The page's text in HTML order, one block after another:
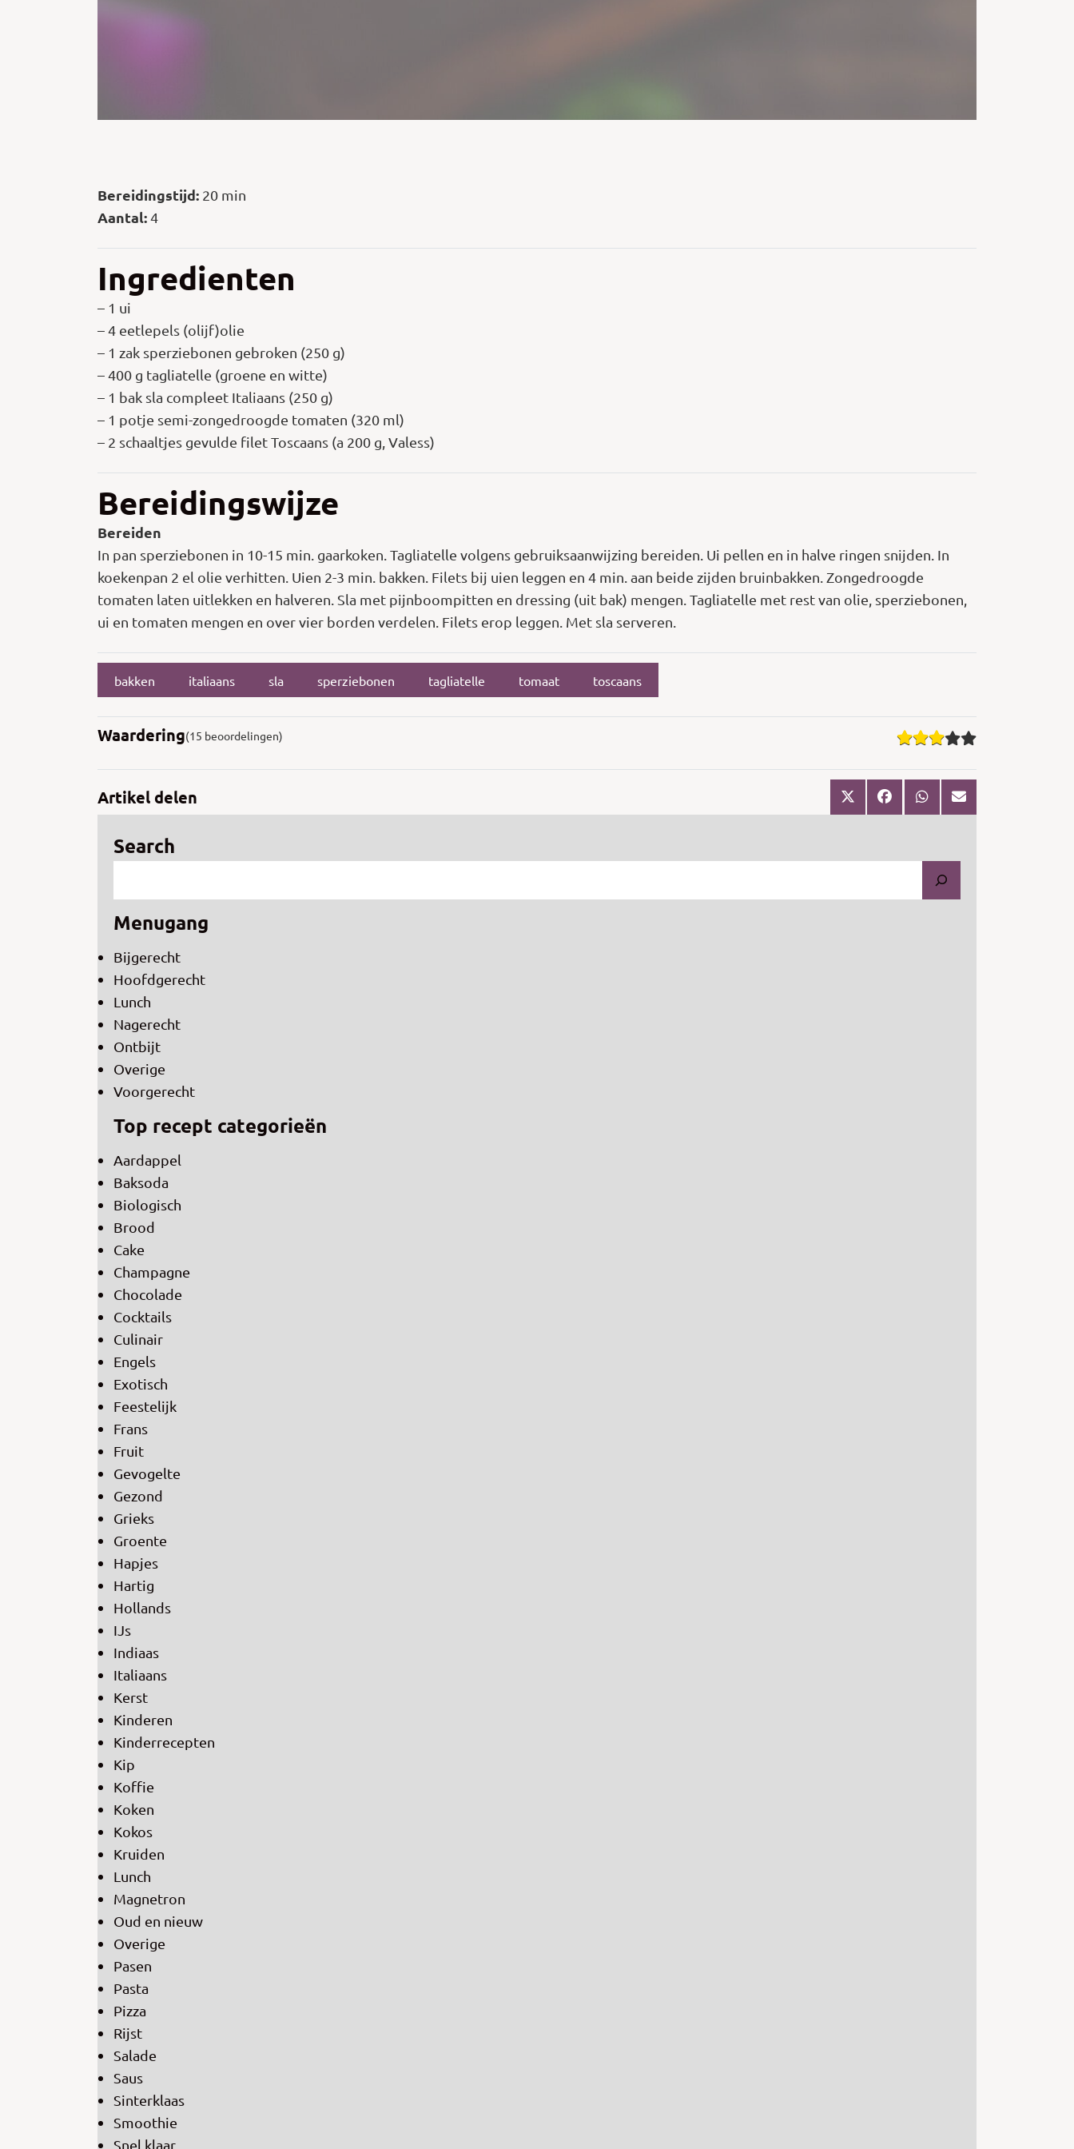
Bereidingstijd: 20 min
Aantal:4
Ingredienten
– 1 ui
– 4 eetlepels (olijf)olie
– 1 zak sperziebonen gebroken (250 g)
– 400 g tagliatelle (groene en witte)
– 1 bak sla compleet Italiaans (250 g)
– 1 potje semi-zongedroogde tomaten (320 ml)
– 2 schaaltjes gevulde filet Toscaans (a 200 g, Valess)
Bereidingswijze
Bereiden
In pan sperziebonen in 10-15 min. gaarkoken. Tagliatelle volgens gebruiksaanwijzing bereiden. Ui pellen en in halve ringen snijden. In
koekenpan 2 el olie verhitten. Uien 2-3 min. bakken. Filets bij uien leggen en 4 min. aan beide zijden bruinbakken. Zongedroogde
tomaten laten uitlekken en halveren. Sla met pijnboompitten en dressing (uit bak) mengen. Tagliatelle met rest van olie, sperziebonen,
ui en tomaten mengen en over vier borden verdelen. Filets erop leggen. Met sla serveren.
bakken italiaans sla sperziebonen tagliatelle tomaat toscaans
Waardering(15 beoordelingen)
Artikel delen
Search
Menugang
Bijgerecht
Hoofdgerecht
Lunch
Nagerecht
Ontbijt
Overige
Voorgerecht
Top recept categorieën
Aardappel
Baksoda
Biologisch
Brood
Cake
Champagne
Chocolade
Cocktails
Culinair
Engels
Exotisch
Feestelijk
Frans
Fruit
Gevogelte
Gezond
Grieks
Groente
Hapjes
Hartig
Hollands
IJs
Indiaas
Italiaans
Kerst
Kinderen
Kinderrecepten
Kip
Koffie
Koken
Kokos
Kruiden
Lunch
Magnetron
Oud en nieuw
Overige
Pasen
Pasta
Pizza
Rijst
Salade
Saus
Sinterklaas
Smoothie
Snel klaar